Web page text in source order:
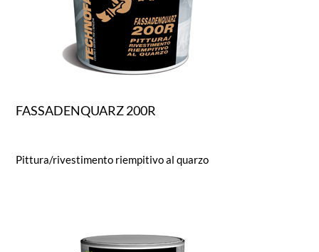
FASSADENQUARZ 200R
Pittura/rivestimento riempitivo al quarzo